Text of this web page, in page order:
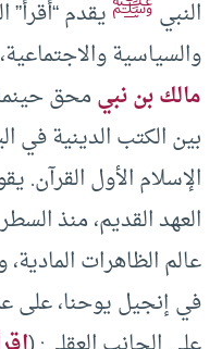
النبي
يقدم “أَقرأَ”
والسياسية
مالك بن نبيمحق
بين الكتب الدينية في
الإسلام الأول القرآن.
العهد القديم، منذ
عالم الظاهرات
في إنجيل يوحنا، على